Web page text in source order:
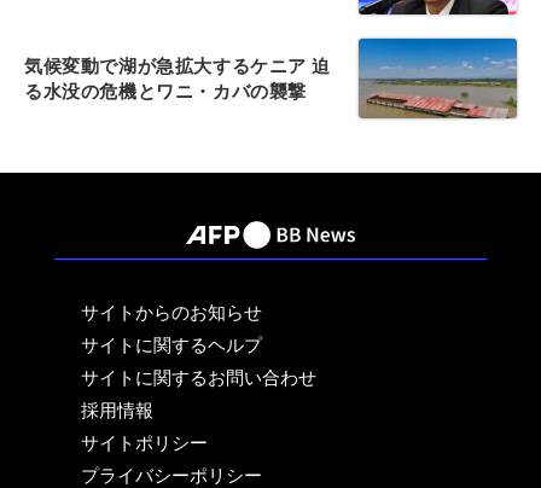
気候変動で湖が急拡大するケニア 迫
る水没の危機とワニ・カバの襲撃
サイトからのお知らせ
サイトに関するヘルプ
サイトに関するお問い合わせ
採用情報
サイトポリシー
プライバシーポリシー